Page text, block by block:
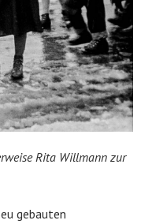
Rita Willmann zur
gebauten